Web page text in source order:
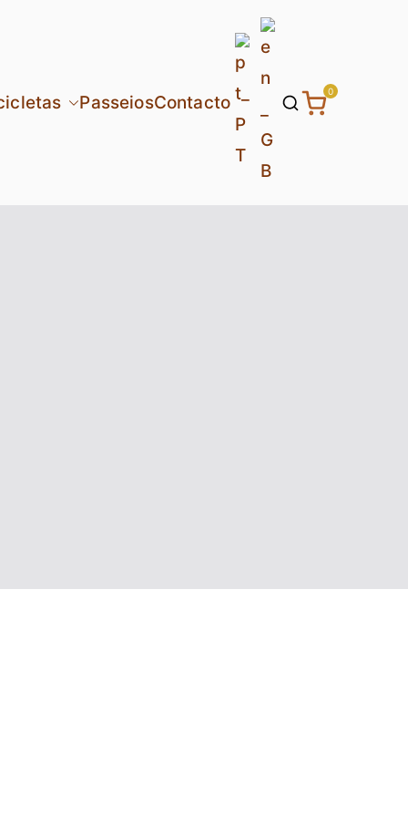
PasseiosContacto
0